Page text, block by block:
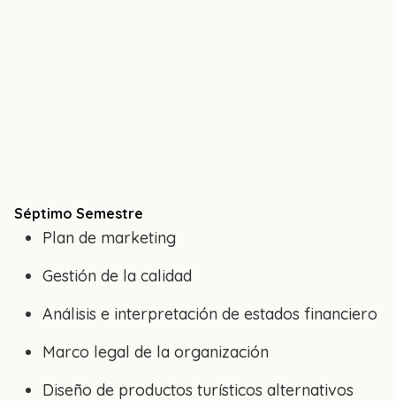
Séptimo Semestre
Plan de marketing
Gestión de la calidad
Análisis e interpretación de estados financiero
Marco legal de la organización
Diseño de productos turísticos alternativos